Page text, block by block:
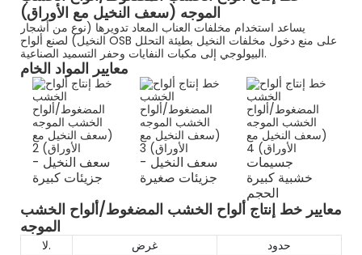
الموجه (سعف النخيل مع الأوراق)
يساعد استخدام مخلفات العناب المعاد تدويرها (نوع من أشجار
النخيل) لصنع ألواح OSB على منع دخول مخلفات النخيل بطيئة التحلل
البيولوجي إلى مكبات النفايات وحفر التسميد الصناعية.
معايير المواد الخام
سعف النخيل -
جزيئات كبيرة
سعف النخيل -
جزيئات صغيرة
جسيمات
خشبية كبيرة
الحجم
معايير خط إنتاج ألواح الخشب المضغوط/ألواح الخشب
الموجه
لا. غرض
حدود